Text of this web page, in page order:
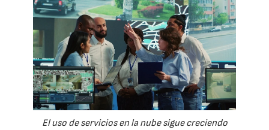
El uso de servicios en la nube sigue creciendo